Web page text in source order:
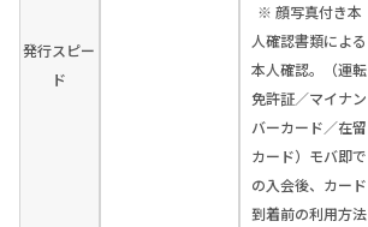
発行スピー
ド
※ 顔写真付き本
人確認書類による
本人確認。（運転
免許証／マイナン
バーカード／在留
カード）モバ即で
の入会後、カード
到着前の利用方法